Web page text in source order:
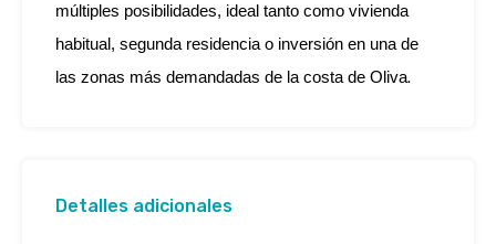
múltiples posibilidades, ideal tanto como vivienda
habitual, segunda residencia o inversión en una de
las zonas más demandadas de la costa de Oliva.
Detalles adicionales